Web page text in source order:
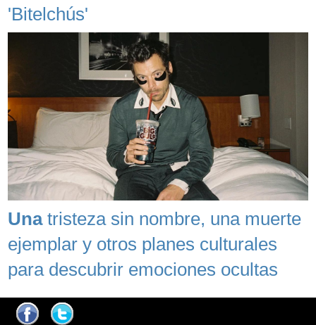
'Bitelchús'
Unatristeza sin nombre, una muerte
ejemplar y otros planes culturales
para descubrir emociones ocultas